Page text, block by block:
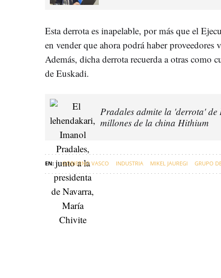
Esta derrota es inapelable, por más que el
en vender que ahora podrá haber proveedores
Además, dicha derrota recuerda a otras como
de Euskadi.
Pradales admite la 'derrota'
millones de la china Hithium
GOBIERNO VASCO INDUSTRIA MIKEL JAUREGI GRUPO